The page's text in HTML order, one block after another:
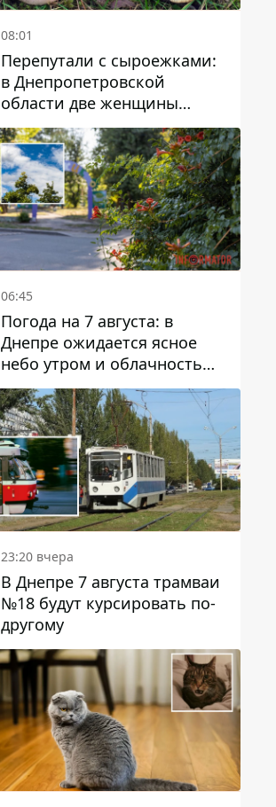
08:01
Перепутали с сыроежками:
в Днепропетровской
области две женщины
отравились грибами
06:45
Погода на 7 августа: в
Днепре ожидается ясное
небо утром и облачность
после обеда
23:20 вчера
В Днепре 7 августа трамваи
№18 будут курсировать по-
другому